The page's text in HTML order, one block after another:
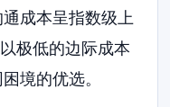
成本呈指数级上
极低的边际成本
境的优选。